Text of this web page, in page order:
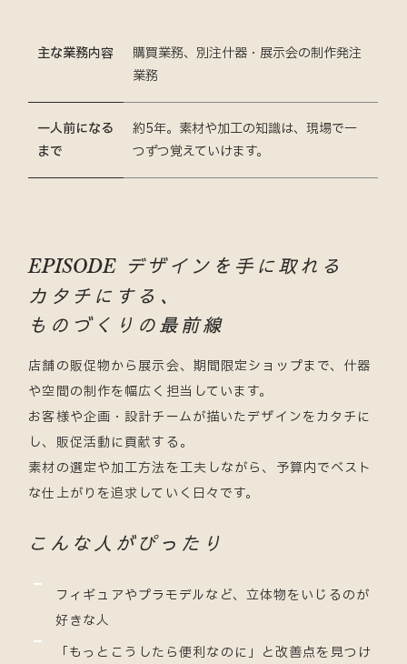
主な業務内容
購買業務、別注什器・展示会の制作発注
業務
一人前になる
まで
約5年。素材や加工の知識は、現場で一
つずつ覚えていけます。
EPISODE デザインを手に取れる
カタチにする、
ものづくりの最前線
店舗の販促物から展示会、期間限定ショップまで、什器
や空間の制作を幅広く担当しています。
お客様や企画・設計チームが描いたデザインをカタチに
し、販促活動に貢献する。
素材の選定や加工方法を工夫しながら、予算内でベスト
な仕上がりを追求していく日々です。
こんな人がぴったり
フィギュアやプラモデルなど、立体物をいじるのが
好きな人
「もっとこうしたら便利なのに」と改善点を見つけ